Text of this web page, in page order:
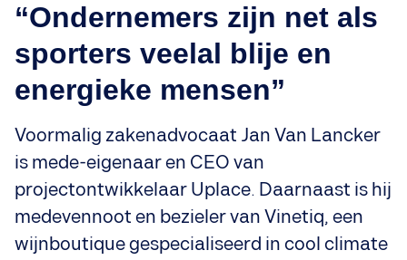
“Ondernemers zijn net als
sporters veelal blije en
energieke mensen”
Voormalig zakenadvocaat Jan Van Lancker
is mede-eigenaar en CEO van
projectontwikkelaar Uplace. Daarnaast is hij
medevennoot en bezieler van Vinetiq, een
wijnboutique gespecialiseerd in cool climate